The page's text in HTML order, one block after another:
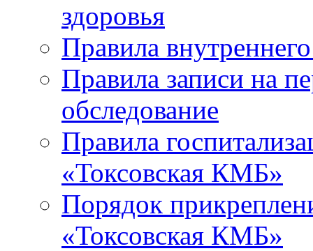
здоровья
Правила
Правила записи на
обследование
Правила
«Токсовская КМБ»
Порядок
«Токсовская КМБ»